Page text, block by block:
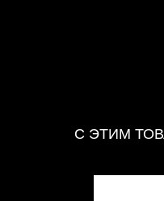
С ЭТИМ